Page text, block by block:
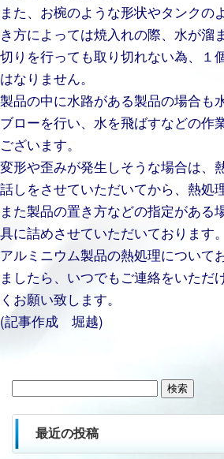
また、お椀のような形状やタンクの
き方によっては焼入れの際、水が溜
切りを行っても取り切れない為、１
はなりません。
製品の中に水路がある製品の場合も
ブローを行い、水を飛ばすなどの作
ございます。
変形や歪みが発生しそうな場合は、
話しをさせていただいてから、熱処
また製品の置き方などの指定がある
具に詰めさせていただいております。
アルミニウム製品の熱処理について
ましたら、いつでもご連絡をいただ
くお願い致します。
(記事作成 堀越)
最近の投稿